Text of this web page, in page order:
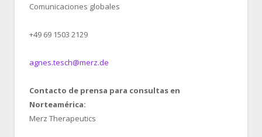
Comunicaciones globales
+49 69 1503 2129
agnes.tesch@merz.de
Contacto de prensa para consultas en
Norteamérica:
Merz Therapeutics